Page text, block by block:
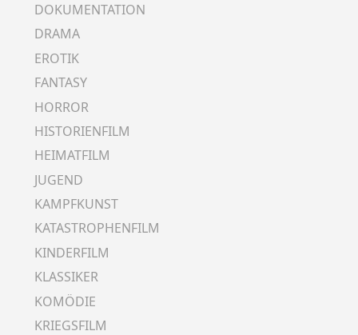
DOKUMENTATION
DRAMA
EROTIK
FANTASY
HORROR
HISTORIENFILM
HEIMATFILM
JUGEND
KAMPFKUNST
KATASTROPHENFILM
KINDERFILM
KLASSIKER
KOMÖDIE
KRIEGSFILM